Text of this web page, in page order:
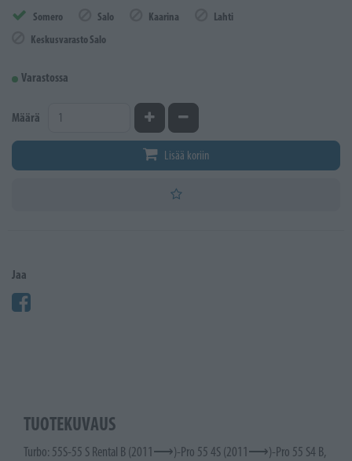
Somero Salo Kaarina
Lahti
Keskusvarasto Salo
Varastossa
Määrä Kasvata määrääVähennä määrää
Lisää koriin
Jaa
TUOTEKUVAUS
Turbo: 55S-55 S Rental B (2011⟶)-Pro 55 4S (2011⟶)-Pro 55 S4 B,